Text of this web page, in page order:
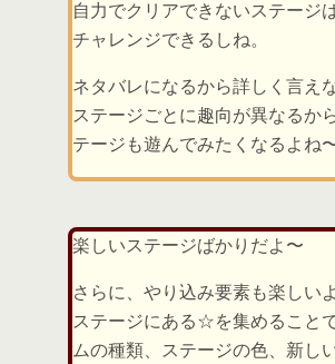
自力でクリアできないステージ
チャレンジできるしね。
ネタバレになるから詳しく言え
ステージごとに趣向が異なるか
テージも遊んでみたくなるよね
楽しいステージばかりだよ〜
さらに、やり込み要素も楽しいよ
ステージにある☆を集めること
ムの種類、ステージの色、新し